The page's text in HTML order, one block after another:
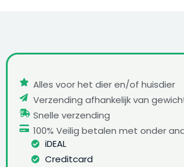
Alles voor het dier en/of huisdier
Verzending afhankelijk van
Snelle verzending
100% Veilig betalen met onder
iDEAL
Creditcard